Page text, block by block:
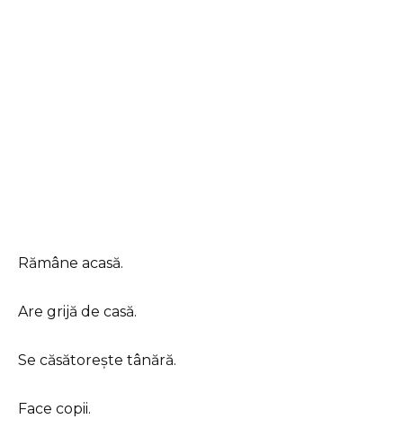
Rămâne acasă.
Are grijă de casă.
Se căsătorește tânără.
Face copii.